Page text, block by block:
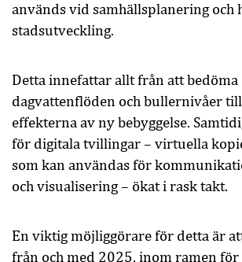
används vid samhällsplanering och
stadsutveckling.
Detta innefattar allt från att bedöma
dagvattenflöden och bullernivåer
effekterna av ny bebyggelse.
för digitala tvillingar – virtuella
som kan användas för
och visualisering – ökat i rask takt.
En viktig möjliggörare för detta är
från och med 2025, inom ramen